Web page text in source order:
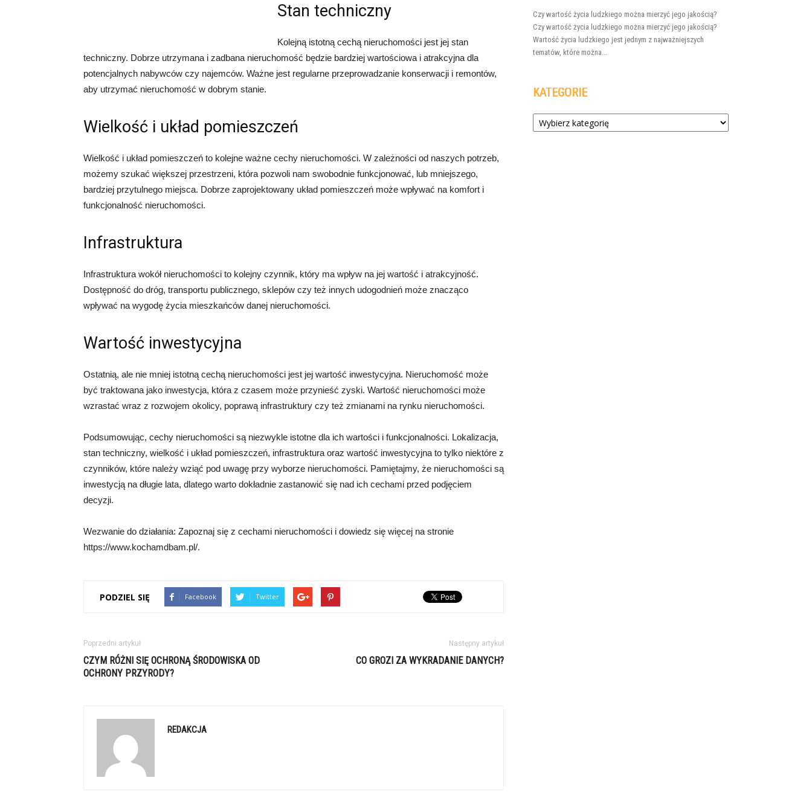
Stan techniczny
Kolejną istotną cechą nieruchomości jest jej stan
techniczny. Dobrze utrzymana i zadbana nieruchomość będzie bardziej wartościowa i atrakcyjna dla
potencjalnych nabywców czy najemców. Ważne jest regularne przeprowadzanie konserwacji i remontów,
aby utrzymać nieruchomość w dobrym stanie.
Wielkość i układ pomieszczeń
Wielkość i układ pomieszczeń to kolejne ważne cechy nieruchomości. W zależności od naszych potrzeb,
możemy szukać większej przestrzeni, która pozwoli nam swobodnie funkcjonować, lub mniejszego,
bardziej przytulnego miejsca. Dobrze zaprojektowany układ pomieszczeń może wpływać na komfort i
funkcjonalność nieruchomości.
Infrastruktura
Infrastruktura wokół nieruchomości to kolejny czynnik, który ma wpływ na jej wartość i atrakcyjność.
Dostępność do dróg, transportu publicznego, sklepów czy też innych udogodnień może znacząco
wpływać na wygodę życia mieszkańców danej nieruchomości.
Wartość inwestycyjna
Ostatnią, ale nie mniej istotną cechą nieruchomości jest jej wartość inwestycyjna. Nieruchomość może
być traktowana jako inwestycja, która z czasem może przynieść zyski. Wartość nieruchomości może
wzrastać wraz z rozwojem okolicy, poprawą infrastruktury czy też zmianami na rynku nieruchomości.
Podsumowując, cechy nieruchomości są niezwykle istotne dla ich wartości i funkcjonalności. Lokalizacja,
stan techniczny, wielkość i układ pomieszczeń, infrastruktura oraz wartość inwestycyjna to tylko niektóre z
czynników, które należy wziąć pod uwagę przy wyborze nieruchomości. Pamiętajmy, że nieruchomości są
inwestycją na długie lata, dlatego warto dokładnie zastanowić się nad ich cechami przed podjęciem
decyzji.
Wezwanie do działania: Zapoznaj się z cechami nieruchomości i dowiedz się więcej na stronie
https://www.kochamdbam.pl/.
PODZIEL SIĘ Facebook Twitter
Poprzedni artykuł
CZYM RÓŻNI SIĘ OCHRONĄ ŚRODOWISKA OD
OCHRONY PRZYRODY?
Następny artykuł
CO GROZI ZA WYKRADANIE DANYCH?
REDAKCJA
Czy wartość życia ludzkiego można mierzyć jego jakością?
Czy wartość życia ludzkiego można mierzyć jego jakością?
Wartość życia ludzkiego jest jednym z najważniejszych
tematów, które można...
KATEGORIE
Kategorie